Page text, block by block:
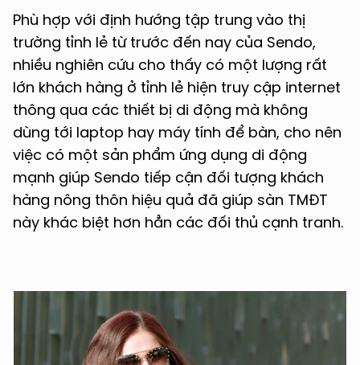
Phù hợp với định hướng tập trung vào thị
trường tỉnh lẻ từ trước đến nay của Sendo,
nhiều nghiên cứu cho thấy có một lượng rất
lớn khách hàng ở tỉnh lẻ hiện truy cập internet
thông qua các thiết bị di động mà không
dùng tới laptop hay máy tính để bàn, cho nên
việc có một sản phẩm ứng dụng di động
mạnh giúp Sendo tiếp cận đối tượng khách
hàng nông thôn hiệu quả đã giúp sàn TMĐT
này khác biệt hơn hẳn các đối thủ cạnh tranh.